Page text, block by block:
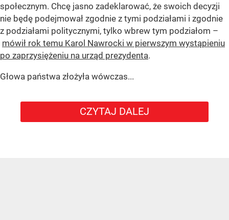
społecznym. Chcę jasno zadeklarować, że swoich decyzji
nie będę podejmował zgodnie z tymi podziałami i zgodnie
z podziałami politycznymi, tylko wbrew tym podziałom –
mówił rok temu Karol Nawrocki w pierwszym wystąpieniu
po zaprzysiężeniu na urząd prezydenta.
Głowa państwa złożyła wówczas...
CZYTAJ DALEJ